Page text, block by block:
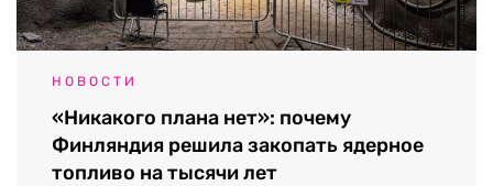
НОВОСТИ
«Никакого плана нет»: почему
Финляндия решила закопать ядерное
топливо на тысячи лет